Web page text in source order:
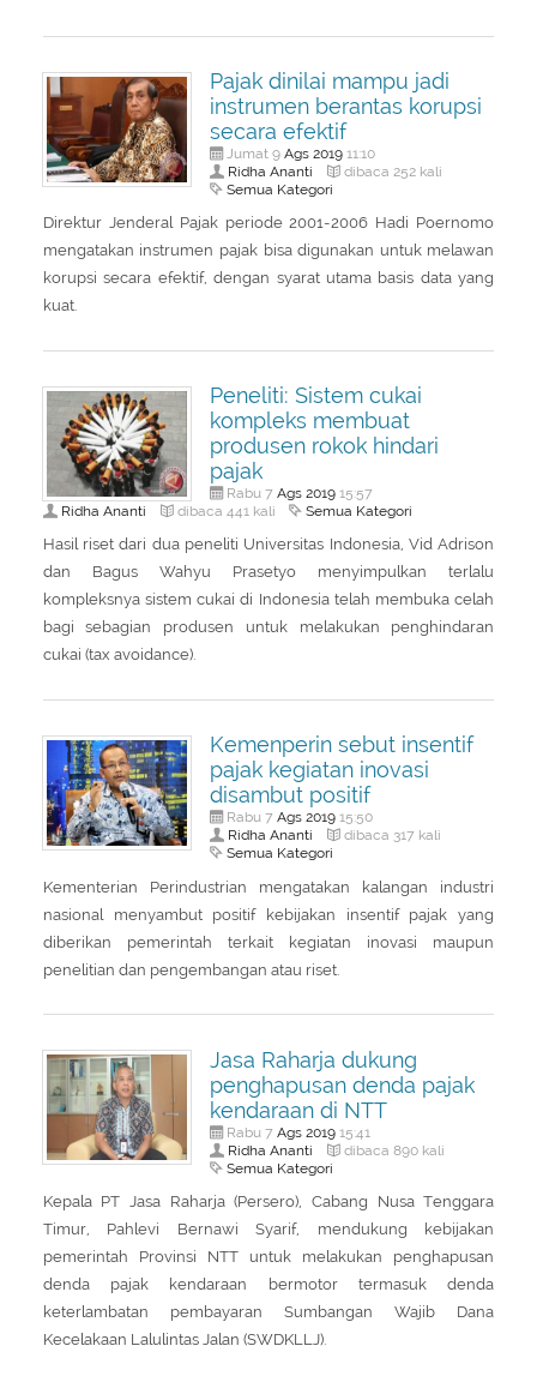
Pajak dinilai mampu jadi
instrumen berantas korupsi
secara efektif
Jumat 9 Ags 201911:10
Ridha Ananti dibaca 252 kali
Semua Kategori
Direktur Jenderal Pajak periode 2001-2006 Hadi Poernomo
mengatakan instrumen pajak bisa digunakan untuk melawan
korupsi secara efektif, dengan syarat utama basis data yang
kuat.
Peneliti: Sistem cukai
kompleks membuat
produsen rokok hindari
pajak
Rabu 7 Ags 201915:57
Ridha Ananti dibaca 441 kali Semua Kategori
Hasil riset dari dua peneliti Universitas Indonesia, Vid Adrison
dan Bagus Wahyu Prasetyo menyimpulkan terlalu
kompleksnya sistem cukai di Indonesia telah membuka celah
bagi sebagian produsen untuk melakukan penghindaran
cukai (tax avoidance).
Kemenperin sebut insentif
pajak kegiatan inovasi
disambut positif
Rabu 7 Ags 201915:50
Ridha Ananti dibaca 317 kali
Semua Kategori
Kementerian Perindustrian mengatakan kalangan industri
nasional menyambut positif kebijakan insentif pajak yang
diberikan pemerintah terkait kegiatan inovasi maupun
penelitian dan pengembangan atau riset.
Jasa Raharja dukung
penghapusan denda pajak
kendaraan di NTT
Rabu 7 Ags 201915:41
Ridha Ananti dibaca 890 kali
Semua Kategori
Kepala PT Jasa Raharja (Persero), Cabang Nusa Tenggara
Timur, Pahlevi Bernawi Syarif, mendukung kebijakan
pemerintah Provinsi NTT untuk melakukan penghapusan
denda pajak kendaraan bermotor termasuk denda
keterlambatan pembayaran Sumbangan Wajib Dana
Kecelakaan Lalulintas Jalan (SWDKLLJ).